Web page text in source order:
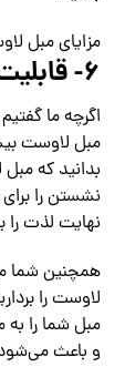
مزایای مبل
۶- قابلیت تخت شدن:
اگرچه ما
مبل لاوست
بدانید که
نشستن را
نهایت لذت را
همچنین شما
لاوست را
مبل شما را به
و باعث می‌شود